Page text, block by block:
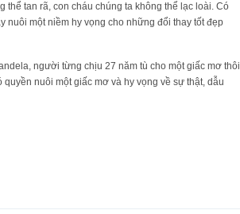
tan rã, con cháu chúng ta không thể lạc loài. Có
nuôi một niềm hy vọng cho những đổi thay tốt đẹp
người từng chịu 27 năm tù cho một giấc mơ thôi
nuôi một giấc mơ và hy vọng về sự thật, dẫu